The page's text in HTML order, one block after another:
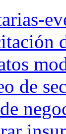
de